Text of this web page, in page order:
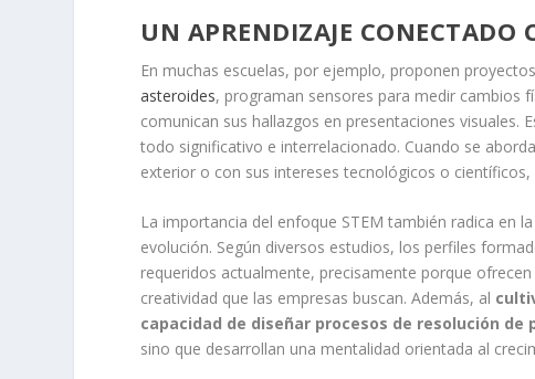
UN APRENDIZAJE CONECTADO
En muchas escuelas, por ejemplo, proponen
asteroides, programan sensores para medir cambios
comunican sus hallazgos en presentaciones
todo significativo e interrelacionado. Cuando se
exterior o con sus intereses tecnológicos o
La importancia del enfoque STEM también radica en
evolución. Según diversos estudios, los perfiles
requeridos actualmente, precisamente porque
creatividad que las empresas buscan. Además, al
capacidad de diseñar procesos de resolución de
sino que desarrollan una mentalidad orientada al